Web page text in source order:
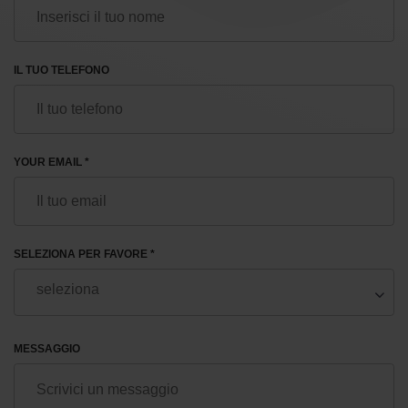
Gruppo di riproduzione umana
Il servizio impeccabile del nostro centro di
Feskov. Vanta oltre 33 anni di esperienza nel
maternità surrogata.
Riproduttiva. La maternità surrogata è quindi
Feskov, offrendo a centinaia di famiglie la felicità
IL TUO TELEFONO
YOUR EMAIL *
SELEZIONA PER FAVORE *
MESSAGGIO